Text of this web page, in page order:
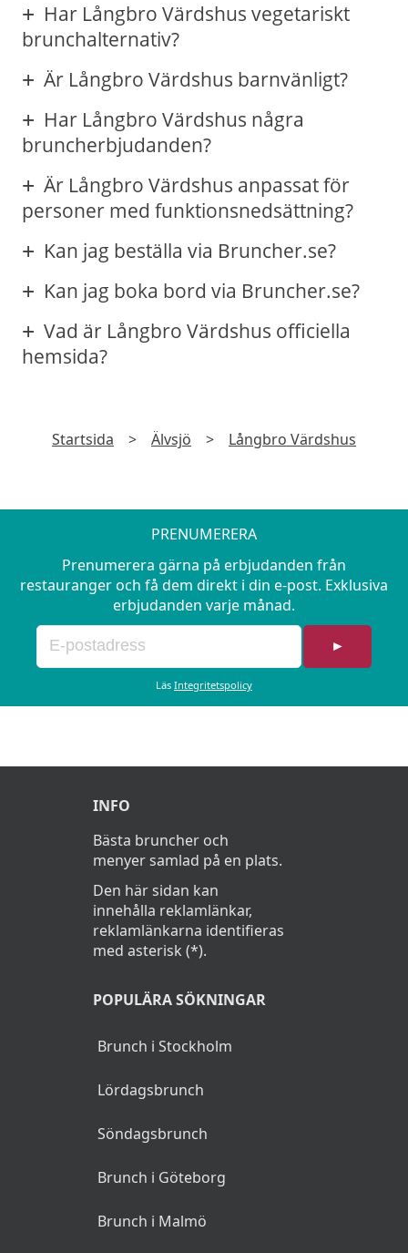
Har Långbro Värdshus vegetariskt
brunchalternativ?
Är Långbro Värdshus barnvänligt?
Har Långbro Värdshus några
bruncherbjudanden?
Är Långbro Värdshus anpassat för
personer med funktionsnedsättning?
Kan jag beställa via Bruncher.se?
Kan jag boka bord via Bruncher.se?
Vad är Långbro Värdshus officiella
hemsida?
Startsida > Älvsjö > Långbro Värdshus
PRENUMERERA
Prenumerera gärna på erbjudanden från
restauranger och få dem direkt i din e-post. Exklusiva
erbjudanden varje månad.
►
Läs Integritetspolicy
INFO
Bästa bruncher och
menyer samlad på en plats.
Den här sidan kan
innehålla reklamlänkar,
reklamlänkarna identifieras
med asterisk (*).
POPULÄRA SÖKNINGAR
Brunch i Stockholm
Lördagsbrunch
Söndagsbrunch
Brunch i Göteborg
Brunch i Malmö